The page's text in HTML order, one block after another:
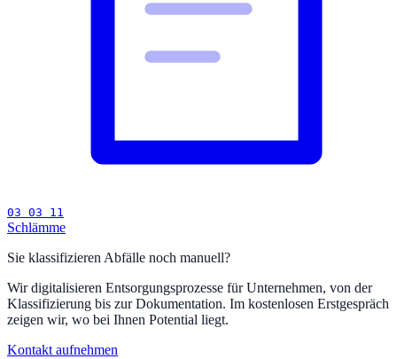
03 03 11
Schlämme
Sie klassifizieren Abfälle noch manuell?
Wir digitalisieren Entsorgungsprozesse für Unternehmen, von der
Klassifizierung bis zur Dokumentation. Im kostenlosen Erstgespräch
zeigen wir, wo bei Ihnen Potential liegt.
Kontakt aufnehmen